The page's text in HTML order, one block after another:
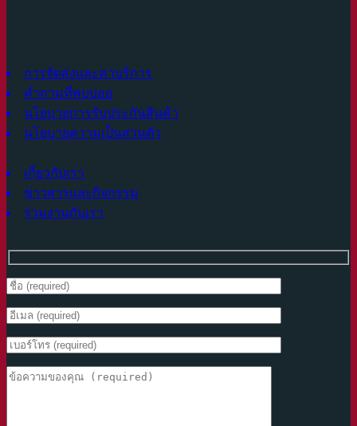
การจัดส่งและค่าบริการ
คำถามที่พบบ่อย
นโยบายการรับประกันสินค้า
นโยบายความเป็นส่วนตัว
เกี่ยวกับเรา
ข่าวสารและกิจกรรม
ร่วมงานกับเรา